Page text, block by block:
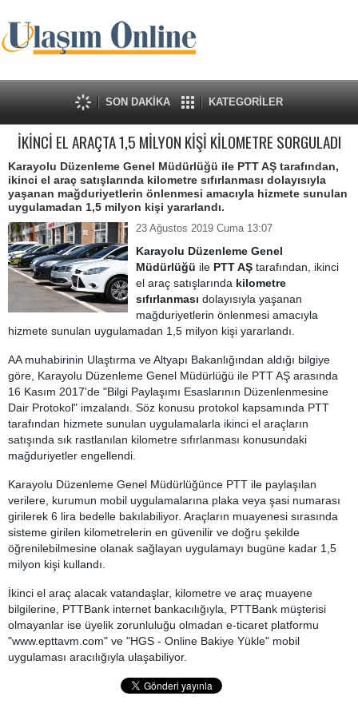
SON DAKİKA KATEGORİLER
İKİNCİ EL ARAÇTA 1,5 MİLYON KİŞİ KİLOMETRE SORGULADI
Karayolu Düzenleme Genel Müdürlüğü ile PTT AŞ tarafından,
ikinci el araç satışlarında kilometre sıfırlanması dolayısıyla
yaşanan mağduriyetlerin önlenmesi amacıyla hizmete sunulan
uygulamadan 1,5 milyon kişi yararlandı.
23 Ağustos 2019 Cuma 13:07
Karayolu Düzenleme Genel
Müdürlüğü ile PTT AŞ tarafından, ikinci
el araç satışlarında kilometre
sıfırlanması dolayısıyla yaşanan
mağduriyetlerin önlenmesi amacıyla
hizmete sunulan uygulamadan 1,5 milyon kişi yararlandı.
AA muhabirinin Ulaştırma ve Altyapı Bakanlığından aldığı bilgiye
göre, Karayolu Düzenleme Genel Müdürlüğü ile PTT AŞ arasında
16 Kasım 2017'de "Bilgi Paylaşımı Esaslarının Düzenlenmesine
Dair Protokol" imzalandı. Söz konusu protokol kapsamında PTT
tarafından hizmete sunulan uygulamalarla ikinci el araçların
satışında sık rastlanılan kilometre sıfırlanması konusundaki
mağduriyetler engellendi.
Karayolu Düzenleme Genel Müdürlüğünce PTT ile paylaşılan
verilere, kurumun mobil uygulamalarına plaka veya şasi numarası
girilerek 6 lira bedelle bakılabiliyor. Araçların muayenesi sırasında
sisteme girilen kilometrelerin en güvenilir ve doğru şekilde
öğrenilebilmesine olanak sağlayan uygulamayı bugüne kadar 1,5
milyon kişi kullandı.
İkinci el araç alacak vatandaşlar, kilometre ve araç muayene
bilgilerine, PTTBank internet bankacılığıyla, PTTBank müşterisi
olmayanlar ise üyelik zorunluluğu olmadan e-ticaret platformu
"www.epttavm.com" ve "HGS - Online Bakiye Yükle" mobil
uygulaması aracılığıyla ulaşabiliyor.